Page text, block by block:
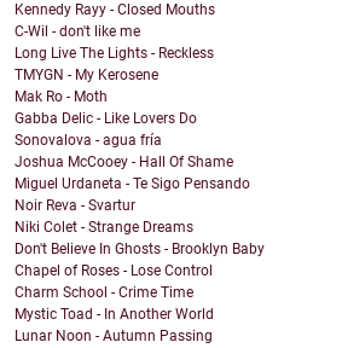
Kennedy Rayy - Closed Mouths
C-Wil - don't like me
Long Live The Lights - Reckless
TMYGN - My Kerosene
Mak Ro - Moth
Gabba Delic - Like Lovers Do
Sonovalova - agua fría
Joshua McCooey - Hall Of Shame
Miguel Urdaneta - Te Sigo Pensando
Noir Reva - Svartur
Niki Colet - Strange Dreams
Don't Believe In Ghosts - Brooklyn Baby
Chapel of Roses - Lose Control
Charm School - Crime Time
Mystic Toad - In Another World
Lunar Noon - Autumn Passing